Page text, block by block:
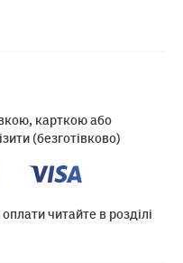
карткою або
(безготівково)
читайте в розділі